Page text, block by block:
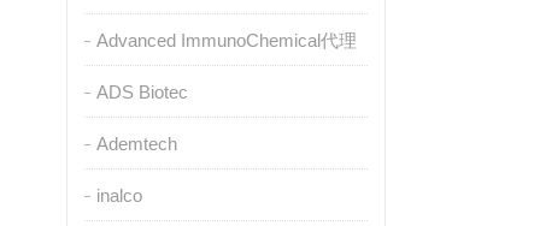
Advanced ImmunoChemical代理
ADS Biotec
Ademtech
inalco